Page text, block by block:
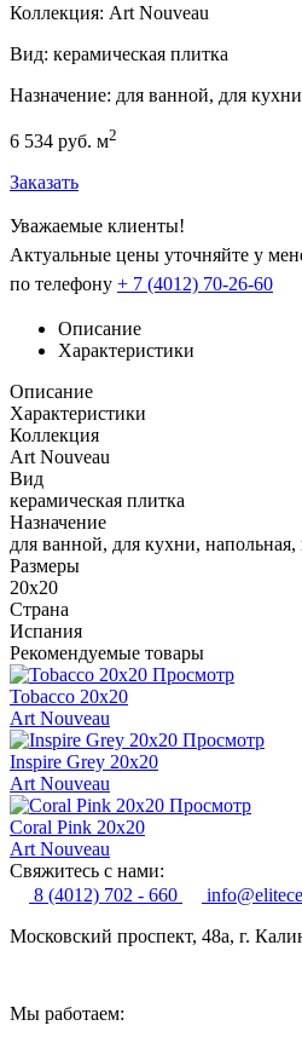
Коллекция: Art Nouveau
Вид: керамическая плитка
Назначение: для ванной, для
6 534 руб. м2
Заказать
Уважаемые клиенты!
Актуальные цены уточняйте у
по телефону + 7 (4012) 70-26-60
Описание
Характеристики
Описание
Характеристики
Коллекция
Art Nouveau
Вид
керамическая плитка
Назначение
для ванной, для кухни, напольная,
Размеры
20x20
Страна
Испания
Рекомендуемые товары
Просмотр
Tobacco 20x20
Art Nouveau
Просмотр
Inspire Grey 20x20
Art Nouveau
Просмотр
Coral Pink 20x20
Art Nouveau
Свяжитесь с нами:
8 (4012) 702 - 660
Московский проспект, 48а, г.
Мы работаем: